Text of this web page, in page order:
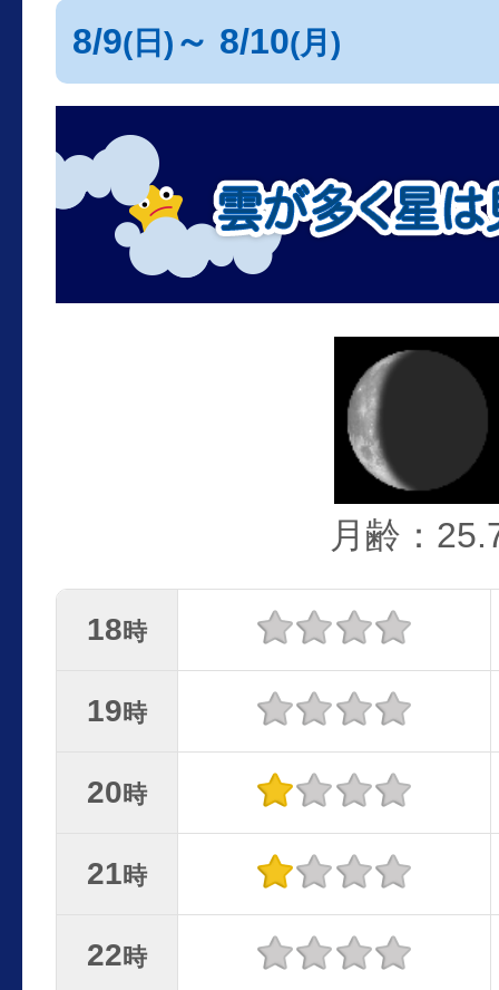
8/9(日) ～ 8/10(月)
月齢：
18時
19時
20時
21時
22時